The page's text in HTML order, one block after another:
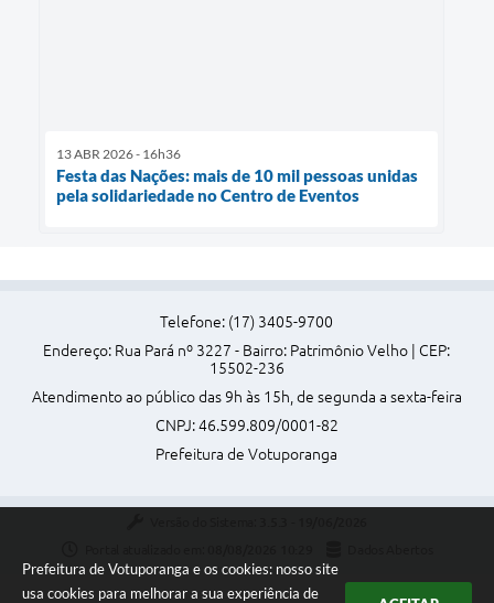
Prefeitura de Votuporanga e os cookies: nosso site
usa cookies para melhorar a sua experiência de
13 ABR 2026 - 16h36
Festa das Nações: mais de 10 mil pessoas unidas
pela solidariedade no Centro de Eventos
Telefone: (17) 3405-9700
Endereço: Rua Pará nº 3227 - Bairro: Patrimônio Velho | CEP:
15502-236
Atendimento ao público das 9h às 15h, de segunda a sexta-feira
CNPJ: 46.599.809/0001-82
Prefeitura de Votuporanga